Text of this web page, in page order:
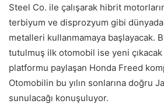
Steel Co. ile çalışarak hibrit
terbiyum ve disprozyum gibi
metalleri kullanmamaya başlayacak.
tutulmuş ilk otomobil ise yeni çıkacak
platformu paylaşan Honda Freed
Otomobilin bu yılın sonlarına doğru
sunulacağı konuşuluyor.